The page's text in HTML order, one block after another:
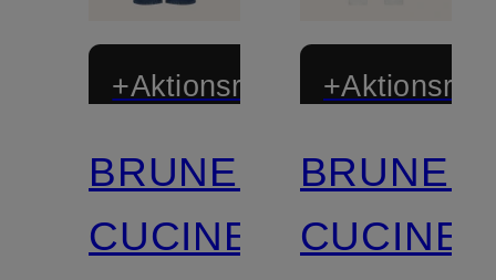
+Aktionsrabatt
BRUNELLO
CUCINELLI